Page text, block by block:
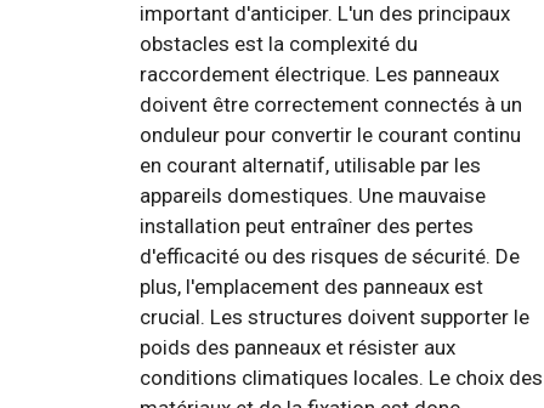
important d'anticiper. L'un des principaux
obstacles est la complexité du
raccordement électrique. Les panneaux
doivent être correctement connectés à un
onduleur pour convertir le courant continu
en courant alternatif, utilisable par les
appareils domestiques. Une mauvaise
installation peut entraîner des pertes
d'efficacité ou des risques de sécurité. De
plus, l'emplacement des panneaux est
crucial. Les structures doivent supporter le
poids des panneaux et résister aux
conditions climatiques locales. Le choix des